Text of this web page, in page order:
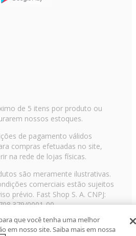
de 5 itens por produto ou
nossos estoques.
de pagamento válidos
compras efetuadas no site,
na rede de lojas físicas.
são meramente ilustrativas.
comerciais estão sujeitos
prévio. Fast Shop S. A. CNPJ:
0001-00
1650, sobreloja, Carandiru, São
001, Telefone: 11 3003-3728 ©
que você tenha uma melhor
em nosso site. Saiba mais em nossa